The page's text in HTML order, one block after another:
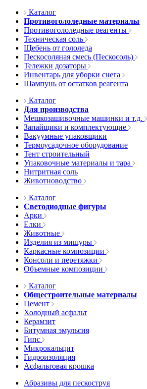
Каталог
Противогололедные материалы
Противогололедные реагенты
Техническая соль
Щебень от гололеда
Пескосоляная смесь (Пескосоль)
Тележки дозаторы
Инвентарь для уборки снега
Шампунь от остатков реагента
Каталог
Для производства
Мешкозашивочные машинки и т.д.
Запайщики и комплектующие
Вакуумные упаковщики
Термоусадочное оборудование
Тент строительный
Упаковочные материалы и тара
Нитритная соль
Животноводство
Каталог
Светодиодные фигуры
Арки
Елки
Животные
Изделия из мишуры
Каркасные композиции
Консоли и перетяжки
Объемные композиции
Каталог
Общестроительные материалы
Цемент
Холодный асфальт
Керамзит
Битумная эмульсия
Гипс
Микрокальцит
Гидроизоляция
Асфальтовая крошка
Абразивы для пескоструя